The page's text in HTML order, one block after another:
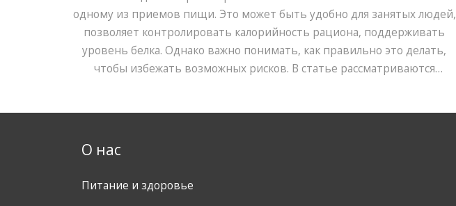
одному из приемов пищи. Это может быть удобно для занятых людей,
позволяет контролировать калорийность рациона, поддерживать
уровень белка. Однако важно понимать, как правильно это делать,
чтобы избежать возможных рисков. В статье рассматриваются
О нас
Питание и здоровье